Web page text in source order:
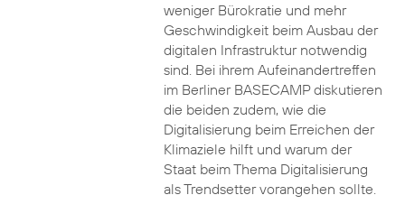
weniger Bürokratie und mehr
Geschwindigkeit beim Ausbau der
digitalen Infrastruktur notwendig
sind. Bei ihrem Aufeinandertreffen
im Berliner BASECAMP diskutieren
die beiden zudem, wie die
Digitalisierung beim Erreichen der
Klimaziele hilft und warum der
Staat beim Thema Digitalisierung
als Trendsetter vorangehen sollte.